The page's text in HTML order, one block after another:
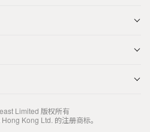
Limited 版权所有
Kong Ltd. 的注册商标。